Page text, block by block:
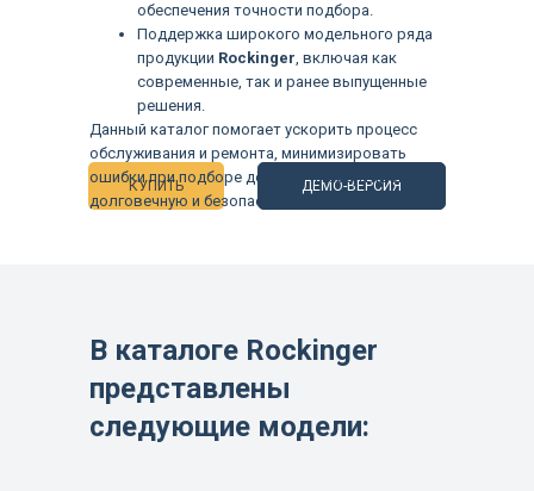
КУПИТЬ ДЕМО-ВЕРСИЯ
обеспечения точности подбора.
Поддержка широкого модельного ряда
продукции Rockinger, включая как
современные, так и ранее выпущенные
решения.
Данный каталог помогает ускорить процесс
обслуживания и ремонта, минимизировать
ошибки при подборе деталей и гарантировать
долговечную и безопасную работу.
В каталоге Rockinger
представлены
следующие модели:
Языки